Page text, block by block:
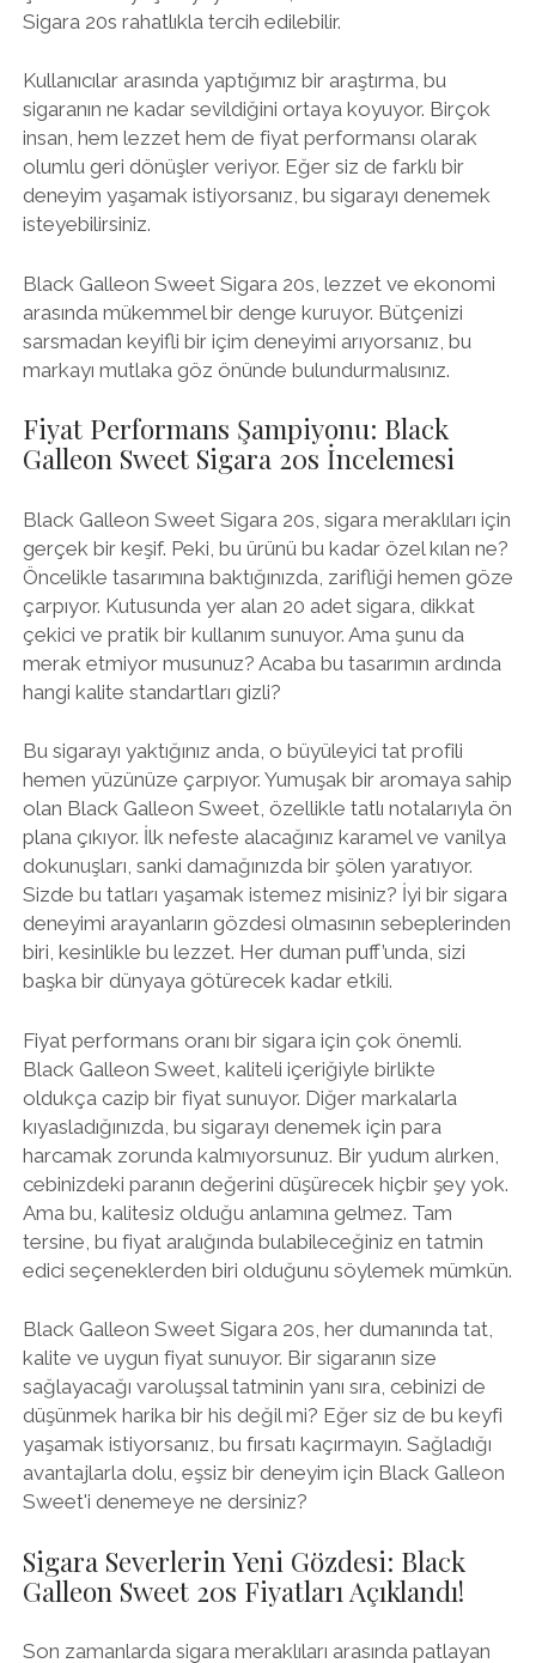
Sigara 20s rahatlıkla tercih edilebilir.
Kullanıcılar arasında yaptığımız bir araştırma, bu
sigaranın ne kadar sevildiğini ortaya koyuyor. Birçok
insan, hem lezzet hem de fiyat performansı olarak
olumlu geri dönüşler veriyor. Eğer siz de farklı bir
deneyim yaşamak istiyorsanız, bu sigarayı denemek
isteyebilirsiniz.
Black Galleon Sweet Sigara 20s, lezzet ve ekonomi
arasında mükemmel bir denge kuruyor. Bütçenizi
sarsmadan keyifli bir içim deneyimi arıyorsanız, bu
markayı mutlaka göz önünde bulundurmalısınız.
Fiyat Performans Şampiyonu: Black
Galleon Sweet Sigara 20s İncelemesi
Black Galleon Sweet Sigara 20s, sigara meraklıları için
gerçek bir keşif. Peki, bu ürünü bu kadar özel kılan ne?
Öncelikle tasarımına baktığınızda, zarifliği hemen göze
çarpıyor. Kutusunda yer alan 20 adet sigara, dikkat
çekici ve pratik bir kullanım sunuyor. Ama şunu da
merak etmiyor musunuz? Acaba bu tasarımın ardında
hangi kalite standartları gizli?
Bu sigarayı yaktığınız anda, o büyüleyici tat profili
hemen yüzünüze çarpıyor. Yumuşak bir aromaya sahip
olan Black Galleon Sweet, özellikle tatlı notalarıyla ön
plana çıkıyor. İlk nefeste alacağınız karamel ve vanilya
dokunuşları, sanki damağınızda bir şölen yaratıyor.
Sizde bu tatları yaşamak istemez misiniz? İyi bir sigara
deneyimi arayanların gözdesi olmasının sebeplerinden
biri, kesinlikle bu lezzet. Her duman puff’unda, sizi
başka bir dünyaya götürecek kadar etkili.
Fiyat performans oranı bir sigara için çok önemli.
Black Galleon Sweet, kaliteli içeriğiyle birlikte
oldukça cazip bir fiyat sunuyor. Diğer markalarla
kıyasladığınızda, bu sigarayı denemek için para
harcamak zorunda kalmıyorsunuz. Bir yudum alırken,
cebinizdeki paranın değerini düşürecek hiçbir şey yok.
Ama bu, kalitesiz olduğu anlamına gelmez. Tam
tersine, bu fiyat aralığında bulabileceğiniz en tatmin
edici seçeneklerden biri olduğunu söylemek mümkün.
Black Galleon Sweet Sigara 20s, her dumanında tat,
kalite ve uygun fiyat sunuyor. Bir sigaranın size
sağlayacağı varoluşsal tatminin yanı sıra, cebinizi de
düşünmek harika bir his değil mi? Eğer siz de bu keyfi
yaşamak istiyorsanız, bu fırsatı kaçırmayın. Sağladığı
avantajlarla dolu, eşsiz bir deneyim için Black Galleon
Sweet'i denemeye ne dersiniz?
Sigara Severlerin Yeni Gözdesi: Black
Galleon Sweet 20s Fiyatları Açıklandı!
Son zamanlarda sigara meraklıları arasında patlayan